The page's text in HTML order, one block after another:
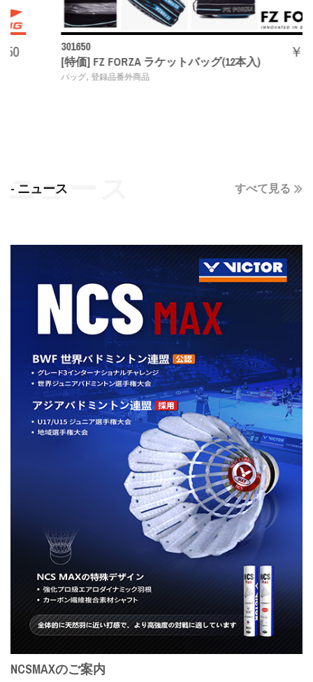
301650
[特価] FZ FORZA ラケットバッグ(12本入)
登録品番外商品
￥ 5500
- ニュース すべて見る
NCSMAXのご案内